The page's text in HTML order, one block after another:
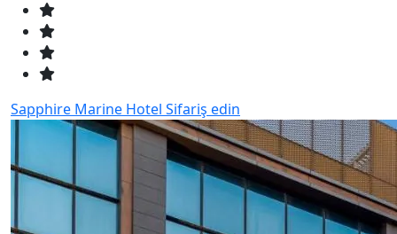
Sapphire Marine Hotel Sifariş edin